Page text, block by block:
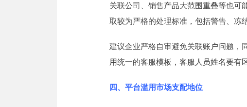
关联公司、销售产品大范围重叠等也可
取较为严格的处理标准，包括警告、冻
建议企业严格自审避免关联账户问题，
用统一的客服模板，客服人员姓名要有
四、平台滥用市场支配地位